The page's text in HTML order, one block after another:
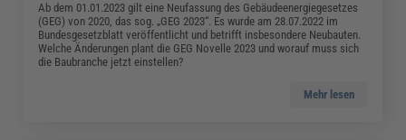
Ab dem 01.01.2023 gilt eine Neufassung des Gebäudeenergiegesetzes
(GEG) von 2020, das sog. „GEG 2023“. Es wurde am 28.07.2022 im
Bundesgesetzblatt veröffentlicht und betrifft insbesondere Neubauten.
Welche Änderungen plant die GEG Novelle 2023 und worauf muss sich
die Baubranche jetzt einstellen?
Mehr lesen